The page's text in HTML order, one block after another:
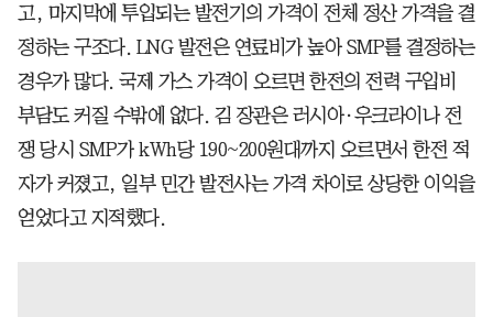
고, 마지막에 투입되는 발전기의 가격이 전체 정산 가격을 결
정하는 구조다. LNG 발전은 연료비가 높아 SMP를 결정하는
경우가 많다. 국제 가스 가격이 오르면 한전의 전력 구입비
부담도 커질 수밖에 없다. 김 장관은 러시아·우크라이나 전
쟁 당시 SMP가 kWh당 190~200원대까지 오르면서 한전 적
자가 커졌고, 일부 민간 발전사는 가격 차이로 상당한 이익을
얻었다고 지적했다.